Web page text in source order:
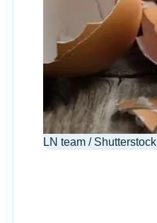
LN team / Shutterstock